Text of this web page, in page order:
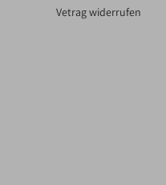
Vetrag widerrufen